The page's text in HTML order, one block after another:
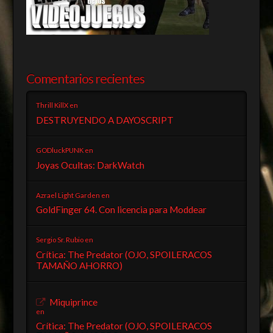
Comentarios recientes
Thrill KillX en
DESTRUYENDO A DAYOSCRIPT
GODluckPUNK en
Joyas Ocultas: DarkWatch
Azrael Light Garden en
GoldFinger 64. Con licencia para Moddear
Sergio Sr. Rubio en
Crítica: The Predator (OJO, SPOILERACOS
TAMAÑO AHORRO)
Miquiprince
en
Crítica: The Predator (OJO, SPOILERACOS